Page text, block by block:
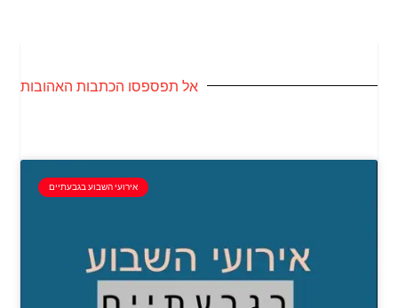
אל תפספסו הכתבות האהובות
אירועי השבוע בגבעתיים